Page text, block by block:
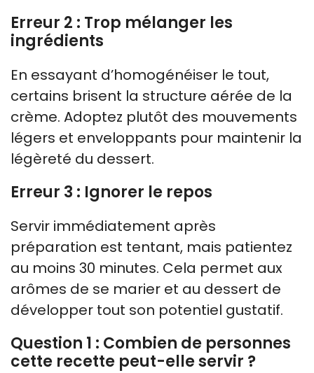
Erreur 2 : Trop mélanger les
ingrédients
En essayant d’homogénéiser le tout,
certains brisent la structure aérée de la
crème. Adoptez plutôt des mouvements
légers et enveloppants pour maintenir la
légèreté du dessert.
Erreur 3 : Ignorer le repos
Servir immédiatement après
préparation est tentant, mais patientez
au moins 30 minutes. Cela permet aux
arômes de se marier et au dessert de
développer tout son potentiel gustatif.
Question 1 : Combien de personnes
cette recette peut-elle servir ?